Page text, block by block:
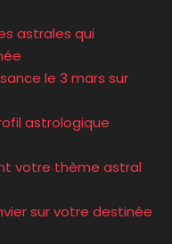
astrales qui
le 3 mars sur
astrologique
votre thème astral
sur votre destinée